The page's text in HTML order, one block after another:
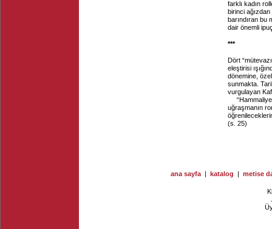
farklı kadın
birinci ağızdan
barındıran bu
dair önemli
***
Dört
eleştirisi
dönemine,
sunmakta.
vurgulayan
uğraşmanın
(s. 25)
ana sayfa | katalog | metise